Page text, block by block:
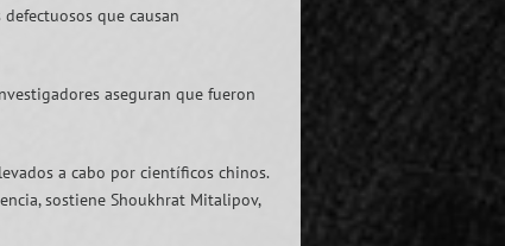
que causan
aseguran que fueron
a cabo por científicos chinos.
sostiene Shoukhrat Mitalipov,